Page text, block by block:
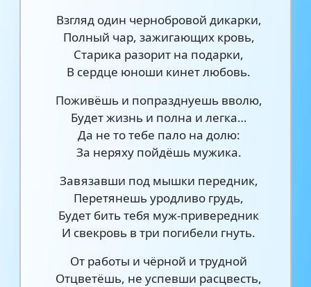
Взгляд один чернобровой дикарки,
Полный чар, зажигающих кровь,
Старика разорит на подарки,
В сердце юноши кинет любовь.
Поживёшь и попразднуешь вволю,
Будет жизнь и полна и легка…
Да не то тебе пало на долю:
За неряху пойдёшь мужика.
Завязавши под мышки передник,
Перетянешь уродливо грудь,
Будет бить тебя муж-привередник
И свекровь в три погибели гнуть.
От работы и чёрной и трудной
Отцветёшь, не успевши расцвесть,